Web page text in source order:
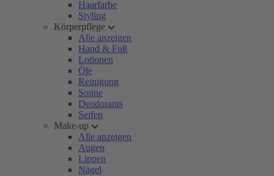
Haarfarbe
Styling
Körperpflege
Alle anzeigen
Hand & Fuß
Lotionen
Öle
Reinigung
Sonne
Deodorants
Seifen
Make-up
Alle anzeigen
Augen
Lippen
Nägel